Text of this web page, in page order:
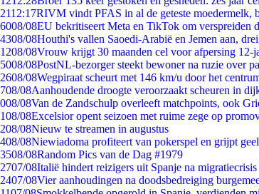
2112:17RIVM vindt PFAS in al de geteste moedermelk,
6008/08EU bekritiseert Meta en TikTok om verspreiden
4308/08Houthi's vallen Saoedi-Arabië en Jemen aan,
1208/08Vrouw krijgt 30 maanden cel voor afpersing 12-
5008/08PostNL-bezorger steekt bewoner na ruzie over
2608/08Wegpiraat scheurt met 146 km/u door het
708/08Aanhoudende droogte veroorzaakt scheuren in
008/08Van de Zandschulp overleeft matchpoints, ook
108/08Excelsior opent seizoen met ruime zege op
208/08Nieuw te streamen in augustus
408/08Niewiadoma profiteert van pokerspel en grijpt
3508/08Random Pics van de Dag #1979
2707/08Italië hindert reizigers uit Spanje na migratiecrisis
2407/08Vier aanhoudingen na doodsbedreiging